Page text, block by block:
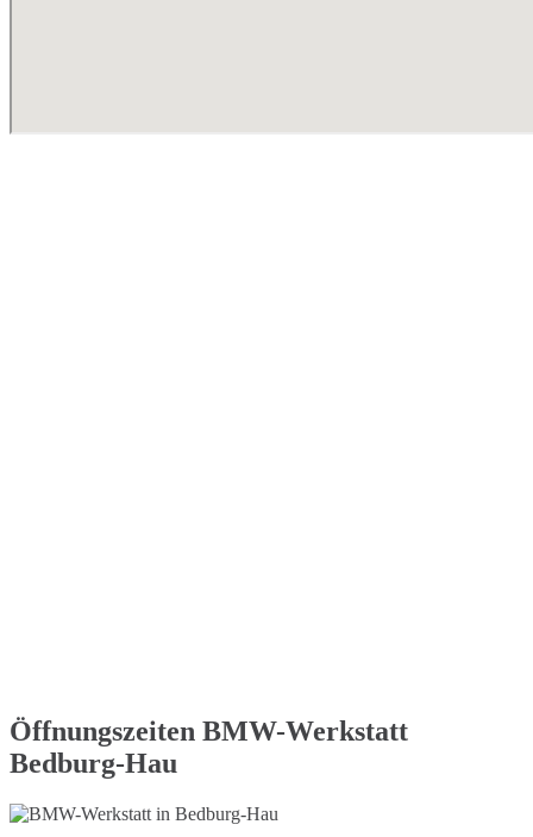
Öffnungszeiten BMW-Werkstatt
Bedburg-Hau